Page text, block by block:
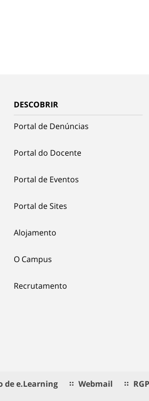
DESCOBRIR
Portal de Denúncias
Portal do Docente
Portal de Eventos
Portal de Sites
Alojamento
O Campus
Recrutamento
de e.Learning Webmail